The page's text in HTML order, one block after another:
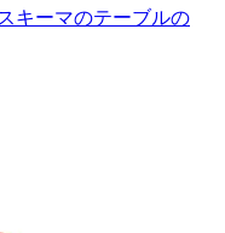
キーマのテーブルの